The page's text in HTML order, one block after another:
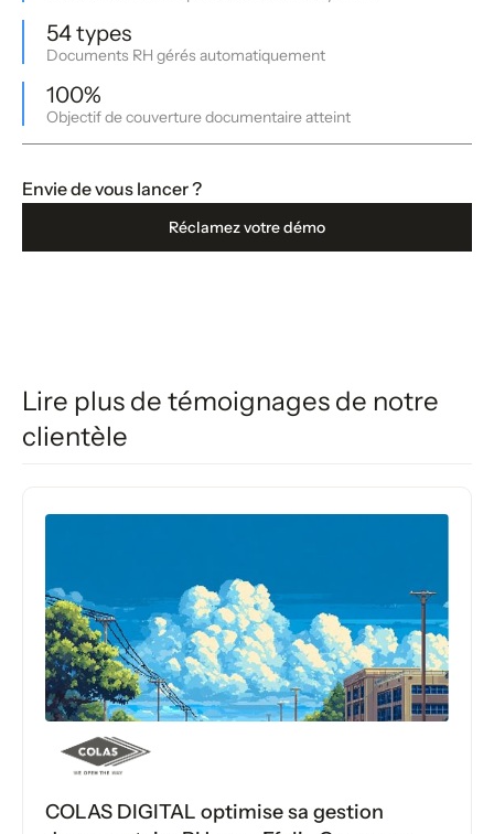
54 types
Documents RH gérés automatiquement
100%
Objectif de couverture documentaire atteint
Envie de vous lancer ?
Réclamez votre démo
Lire plus de témoignages de notre
clientèle
COLAS DIGITAL optimise sa gestion